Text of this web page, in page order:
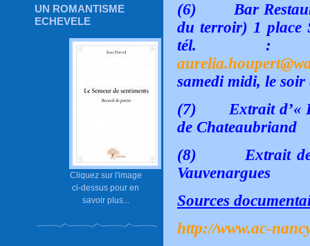
UN ROMANTISME
ECHEVELE
Cliquez sur l'image
ci-dessus pour en
savoir plus...
(6)
Bar
du terroir) 1 place
tél. :
samedi midi, le
(7)
Extrait d’«
de Chateaubriand
(8)
Extrait
Vauvenargues
Sources
http://www.ac-